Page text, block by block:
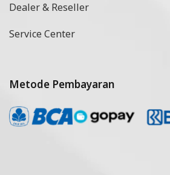
Dealer & Reseller
Service Center
Metode Pembayaran